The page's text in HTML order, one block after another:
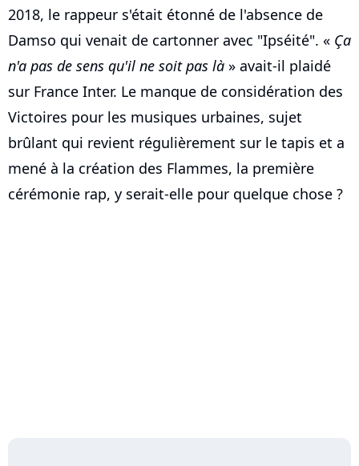
2018, le rappeur s'était étonné de l'absence de
Damso qui venait de cartonner avec "Ipséité". « Ça
n'a pas de sens qu'il ne soit pas là » avait-il plaidé
sur France Inter. Le manque de considération des
Victoires pour les musiques urbaines, sujet
brûlant qui revient régulièrement sur le tapis et a
mené à la création des Flammes, la première
cérémonie rap, y serait-elle pour quelque chose ?